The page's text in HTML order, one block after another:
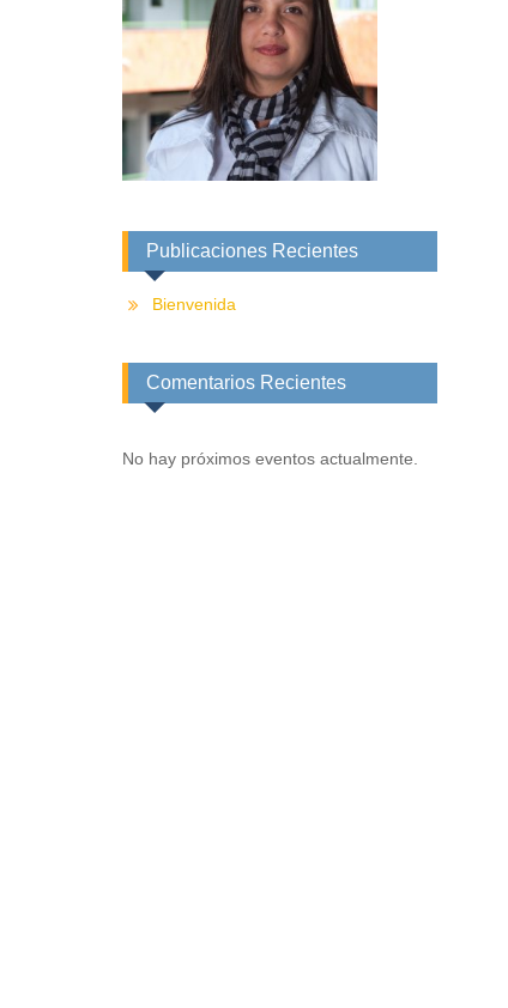
Publicaciones Recientes
Bienvenida
Comentarios Recientes
No hay próximos eventos actualmente.